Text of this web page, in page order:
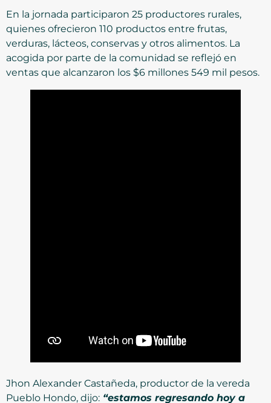
En la jornada participaron 25 productores rurales,
quienes ofrecieron 110 productos entre frutas,
verduras, lácteos, conservas y otros alimentos. La
acogida por parte de la comunidad se reflejó en
ventas que alcanzaron los $6 millones 549 mil pesos.
Jhon Alexander Castañeda, productor de la vereda
Pueblo Hondo, dijo: “estamos regresando hoy a